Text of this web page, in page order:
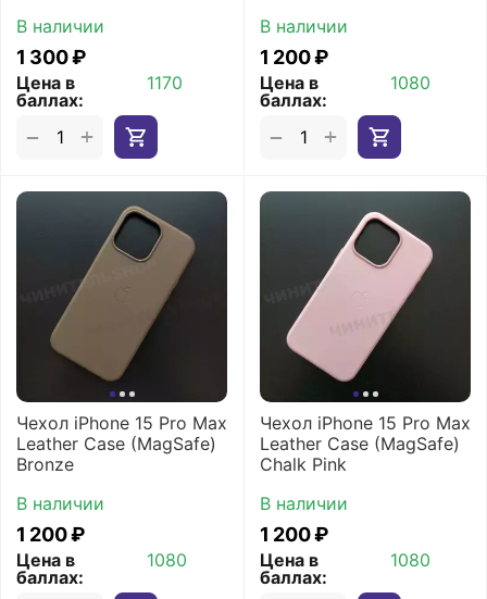
В наличии
1 300₽
Цена в
баллах:
1170
+
−
В наличии
1 200₽
Цена в
баллах:
1080
+
−
Чехол iPhone 15 Pro Max
Leather Case (MagSafe)
Bronze
В наличии
1 200₽
Цена в
баллах:
1080
Чехол iPhone 15 Pro Max
Leather Case (MagSafe)
Chalk Pink
В наличии
1 200₽
Цена в
баллах:
1080